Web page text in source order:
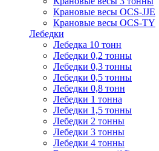
Крановые весы OCS-JJE
Крановые весы OCS-TY
Лебедки
Лебедка 10 тонн
Лебедки 0,2 тонны
Лебедки 0,3 тонны
Лебедки 0,5 тонны
Лебедки 0,8 тонн
Лебедки 1 тонна
Лебедки 1,5 тонны
Лебедки 2 тонны
Лебедки 3 тонны
Лебедки 4 тонны